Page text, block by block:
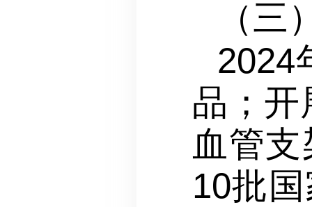
（
2024
品；开
血管
10批